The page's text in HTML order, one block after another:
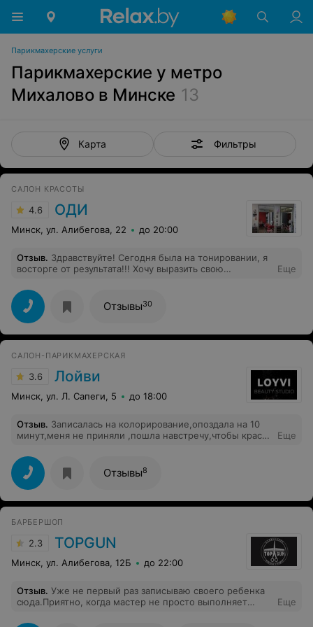
Парикмахерские услуги
Парикмахерские у метро
Михалово в Минске 13
Карта Фильтры
САЛОН КРАСОТЫ
4.6 ОДИ
Минск, ул. Алибегова, 22 до 20:00
Отзыв. Здравствуйте! Сегодня была на тонировании, я
восторге от результата!!! Хочу выразить свою
быстро и профессионально! Коллектив очень
дружелюбный! Огромное спасибо!!! Обязательно
приду ещё!
Еще
Отзывы30
САЛОН-ПАРИКМАХЕРСКАЯ
3.6 Лойви
Минск, ул. Л. Сапеги, 5 до 18:00
Отзыв. Записалась на колорирование,опоздала на 10
минут,меня не приняли ,пошла навстречу,чтобы краску
хотела,не оказалось в наличии.Вопрос-почему при
записи не спросили ?!
Еще
Отзывы8
БАРБЕРШОП
2.3 TOPGUN
Минск, ул. Алибегова, 12Б до 22:00
Отзыв. Уже не первый раз записываю своего ребенка
сюда.Приятно, когда мастер не просто выполняет
клиенту.Так же отличная работа и администратора!
Еще